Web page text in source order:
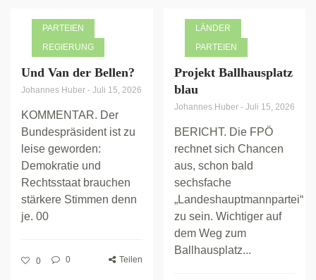
PARTEIEN
REGIERUNG
Und Van der Bellen?
Johannes Huber - Juli 15, 2026
KOMMENTAR. Der
Bundespräsident ist zu
leise geworden:
Demokratie und
Rechtsstaat brauchen
stärkere Stimmen denn
je. 00
0 0 Teilen
LÄNDER
PARTEIEN
Projekt Ballhausplatz
blau
Johannes Huber - Juli 15, 2026
BERICHT. Die FPÖ
rechnet sich Chancen
aus, schon bald
sechsfache
„Landeshauptmannpartei“
zu sein. Wichtiger auf
dem Weg zum
Ballhausplatz...